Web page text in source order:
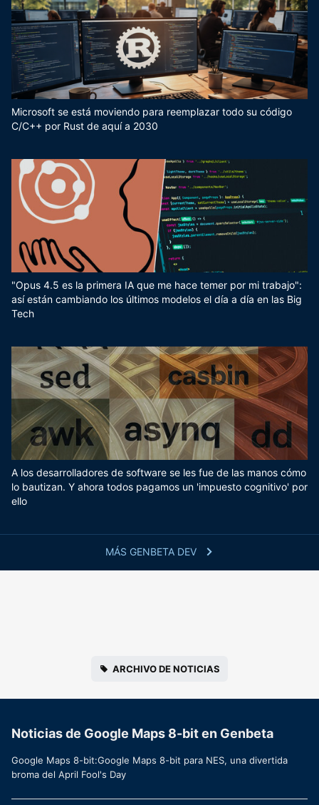
MÁS GENBETA DEV
Microsoft se está moviendo para reemplazar todo su código
C/C++ por Rust de aquí a 2030
"Opus 4.5 es la primera IA que me hace temer por mi trabajo":
así están cambiando los últimos modelos el día a día en las Big
Tech
A los desarrolladores de software se les fue de las manos cómo
lo bautizan. Y ahora todos pagamos un 'impuesto cognitivo' por
ello
ARCHIVO DE NOTICIAS
Noticias de Google Maps 8-bit en Genbeta
Google Maps 8-bit:Google Maps 8-bit para NES, una divertida
broma del April Fool's Day